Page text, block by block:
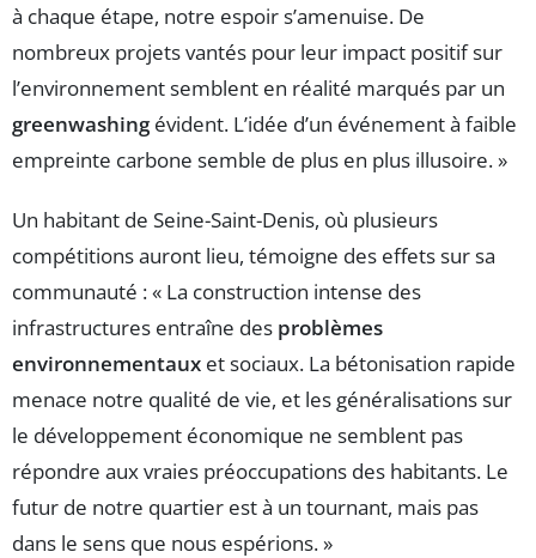
à chaque étape, notre espoir s’amenuise. De
nombreux projets vantés pour leur impact positif sur
l’environnement semblent en réalité marqués par un
greenwashingévident. L’idée d’un événement à faible
empreinte carbone semble de plus en plus illusoire. »
Un habitant de Seine-Saint-Denis, où plusieurs
compétitions auront lieu, témoigne des effets sur sa
communauté : « La construction intense des
infrastructures entraîne des problèmes
environnementaux et sociaux. La bétonisation rapide
menace notre qualité de vie, et les généralisations sur
le développement économique ne semblent pas
répondre aux vraies préoccupations des habitants. Le
futur de notre quartier est à un tournant, mais pas
dans le sens que nous espérions. »